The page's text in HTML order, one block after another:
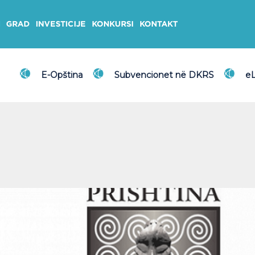
GRAD INVESTICIJE KONKURSI KONTAKT
E-Opština Subvencionet në DKRS